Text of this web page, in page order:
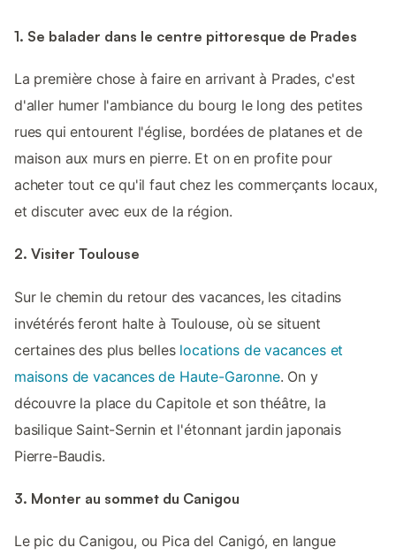
1. Se balader dans le centre pittoresque de Prades
La première chose à faire en arrivant à Prades, c'est
d'aller humer l'ambiance du bourg le long des petites
rues qui entourent l'église, bordées de platanes et de
maison aux murs en pierre. Et on en profite pour
acheter tout ce qu'il faut chez les commerçants locaux,
et discuter avec eux de la région.
2. Visiter Toulouse
Sur le chemin du retour des vacances, les citadins
invétérés feront halte à Toulouse, où se situent
certaines des plus belles locations de vacances et
maisons de vacances de Haute-Garonne. On y
découvre la place du Capitole et son théâtre, la
basilique Saint-Sernin et l'étonnant jardin japonais
Pierre-Baudis.
3. Monter au sommet du Canigou
Le pic du Canigou, ou Pica del Canigó, en langue